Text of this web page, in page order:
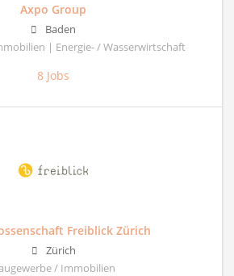
Axpo Group
Baden
| Energie- / Wasserwirtschaft
8 Jobs
Freiblick Zürich
Zürich
/ Immobilien